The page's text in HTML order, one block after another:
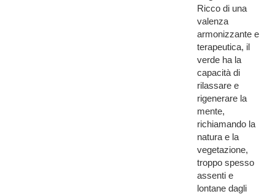
Ricco di una
valenza
armonizzante e
terapeutica, il
verde ha la
capacità di
rilassare e
rigenerare la
mente,
richiamando la
natura e la
vegetazione,
troppo spesso
assenti e
lontane dagli